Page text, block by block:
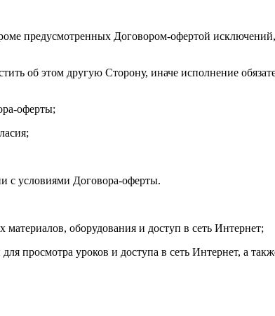
предусмотренных Договором-офертой исключений,
об этом другую Сторону, иначе исполнение
оферты;
с условиями Договора-оферты.
оборудования и доступ в сеть Интернет;
просмотра уроков и доступа в сеть Интернет, а